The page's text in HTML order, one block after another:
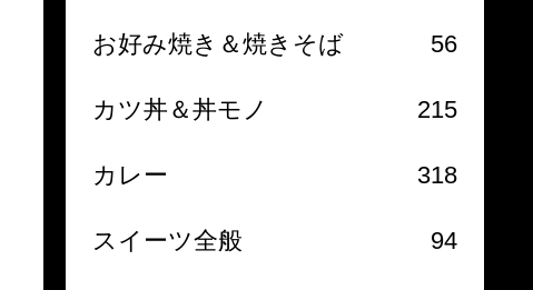
お好み焼き＆焼きそば 56
カツ丼＆丼モノ 215
カレー 318
スイーツ全般 94